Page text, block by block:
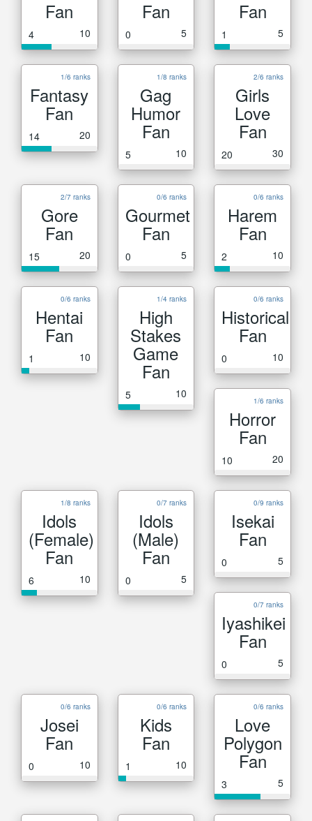
Fan
4 10
Fan
0 5
Fan
1 5
1/6 ranks
Fantasy
Fan
14 20
1/8 ranks
Gag
Humor
Fan
5 10
2/6 ranks
Girls
Love
Fan
20 30
2/7 ranks
Gore
Fan
15 20
0/6 ranks
Gourmet
Fan
0 5
0/6 ranks
Harem
Fan
2 10
0/6 ranks
Hentai
Fan
1 10
1/4 ranks
High
Stakes
Game
Fan
5 10
0/6 ranks
Historical
Fan
0 10
1/6 ranks
Horror
Fan
10 20
1/8 ranks
Idols
(Female)
Fan
6 10
0/7 ranks
Idols
(Male)
Fan
0 5
0/9 ranks
Isekai
Fan
0 5
0/7 ranks
Iyashikei
Fan
0 5
0/6 ranks
Josei
Fan
0 10
0/6 ranks
Kids
Fan
1 10
0/6 ranks
Love
Polygon
Fan
3 5